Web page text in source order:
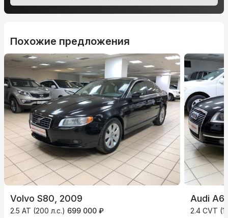
Похожие предложения
Volvo S80, 2009
2.5 AT (200 л.с.) 699 000 ₽
Audi
2.4 CVT